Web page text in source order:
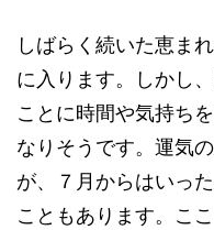
しばらく続いた恵ま
に入ります。しかし
ことに時間や気持ち
なりそうです。運気
が、７月からはいっ
こともあります。こ